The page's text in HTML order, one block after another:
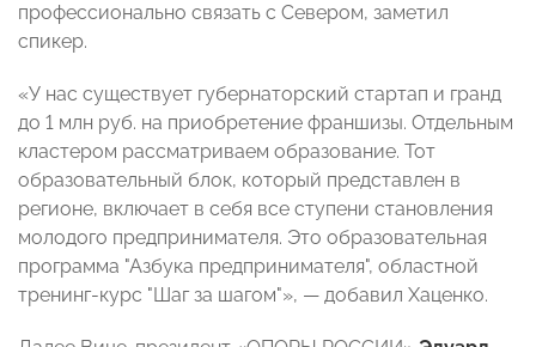
профессионально связать с Севером, заметил
спикер.
«У нас существует губернаторский стартап и гранд
до 1 млн руб. на приобретение франшизы. Отдельным
кластером рассматриваем образование. Тот
образовательный блок, который представлен в
регионе, включает в себя все ступени становления
молодого предпринимателя. Это образовательная
программа "Азбука предпринимателя", областной
тренинг-курс "Шаг за шагом"», — добавил Хаценко.